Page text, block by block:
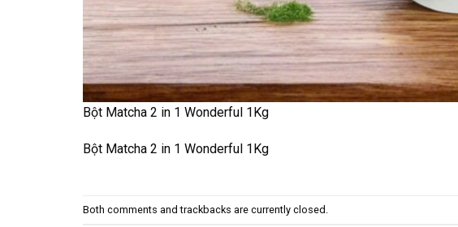
Bột Matcha 2 in 1 Wonderful 1Kg
Bột Matcha 2 in 1 Wonderful 1Kg
Both comments and trackbacks are currently closed.